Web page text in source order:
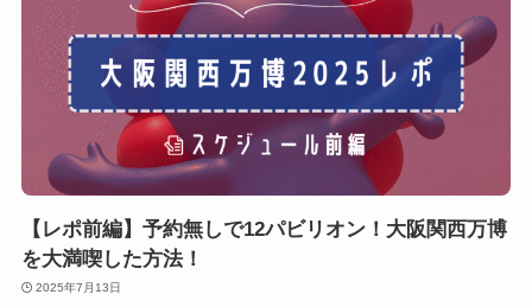
【レポ前編】予約無しで12パビリオン！大阪関西万博
を大満喫した方法！
2025年7月13日